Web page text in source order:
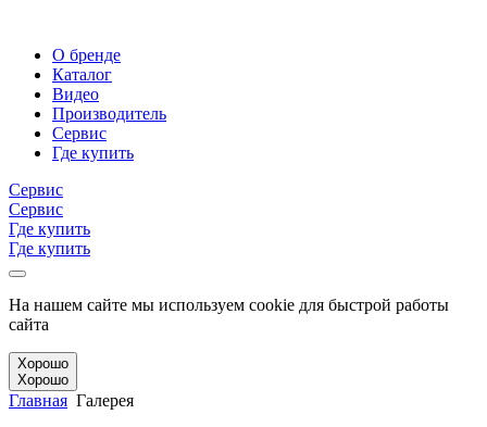
О бренде
Каталог
Видео
Производитель
Сервис
Где купить
Сервис
Сервис
Где купить
Где купить
На нашем сайте мы используем cookie для быстрой работы
сайта
Хорошо
Хорошо
Главная Галерея